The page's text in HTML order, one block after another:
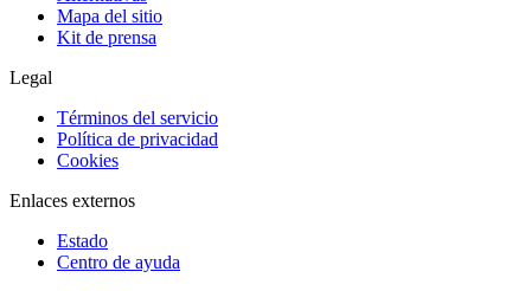
Mapa del sitio
Kit de prensa
Legal
Términos del servicio
Política de privacidad
Cookies
Enlaces externos
Estado
Centro de ayuda